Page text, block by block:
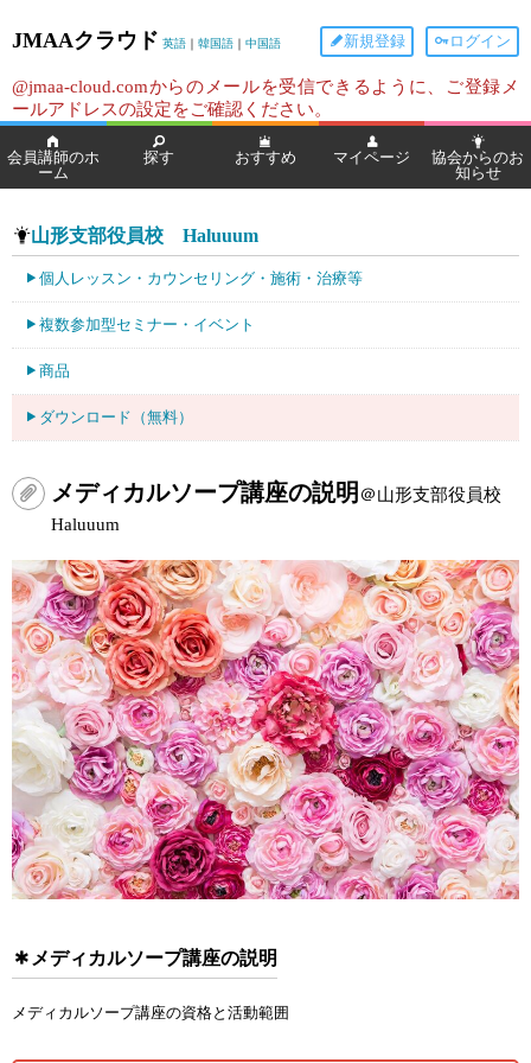
JMAAクラウド 英語 ｜ 韓国語 ｜ 中国語 ログイン
新規登録
@jmaa-cloud.comからのメールを受信できるように、ご登録メ
ールアドレスの設定をご確認ください。
会員講師のホ
ーム
探す おすすめ マイページ
協会からのお
知らせ
山形支部役員校 Haluuum
個人レッスン・カウンセリング・施術・治療等
複数参加型セミナー・イベント
商品
ダウンロード（無料）
メディカルソープ講座の説明 ＠山形支部役員校
Haluuum
メディカルソープ講座の説明
メディカルソープ講座の資格と活動範囲